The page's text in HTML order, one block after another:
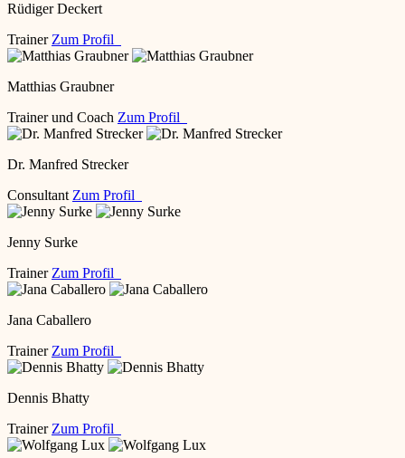
Rüdiger Deckert
Trainer Zum Profil
Matthias Graubner
Trainer und Coach Zum Profil
Dr. Manfred Strecker
Consultant Zum Profil
Jenny Surke
Trainer Zum Profil
Jana Caballero
Trainer Zum Profil
Dennis Bhatty
Trainer Zum Profil